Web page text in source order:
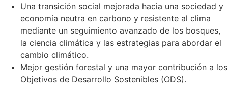
Una transición social mejorada hacia una sociedad y
economía neutra en carbono y resistente al clima
mediante un seguimiento avanzado de los bosques,
la ciencia climática y las estrategias para abordar el
cambio climático.
Mejor gestión forestal y una mayor contribución a los
Objetivos de Desarrollo Sostenibles (ODS).